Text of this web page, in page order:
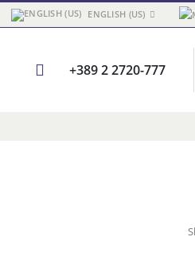
ENGLISH (US)
+389 2 2720-777